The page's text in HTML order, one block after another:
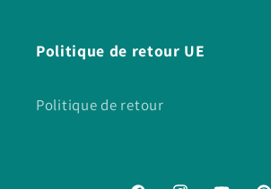
Politique de retour UE
Politique de retour